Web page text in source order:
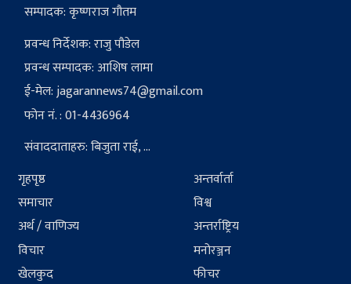
सम्पादक: कृष्णराज गौतम
प्रवन्ध निर्देशक: राजु पौडेल
प्रवन्ध सम्पादक: आशिष लामा
ई-मेल:jagarannews74@gmail.com
फोन नं. : 01-4436964
संवाददाताहरु: बिजुता राई, ...
गृहपृष्ठ
समाचार
अर्थ / वाणिज्य
विचार
खेलकुद
अन्तर्वार्ता
विश्व
अन्तर्राष्ट्रिय
मनोरञ्जन
फीचर